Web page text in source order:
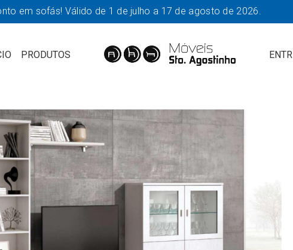
PRODUTOS
em sofás! Válido de 1 de julho a 17 de agosto de 2026.